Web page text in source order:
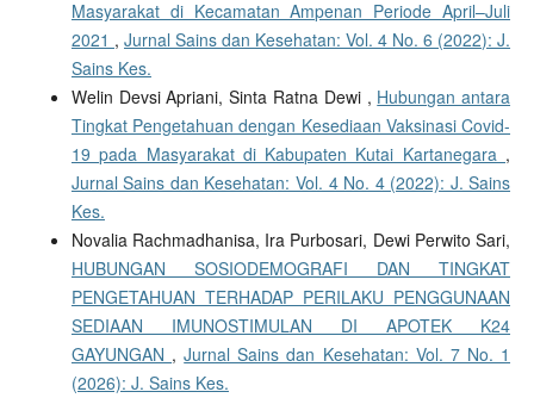
Masyarakat di Kecamatan Ampenan Periode April–Juli
2021 , Jurnal Sains dan Kesehatan: Vol. 4 No. 6 (2022): J.
Sains Kes.
Welin Devsi Apriani, Sinta Ratna Dewi , Hubungan antara
Tingkat Pengetahuan dengan Kesediaan Vaksinasi Covid-
19 pada Masyarakat di Kabupaten Kutai Kartanegara ,
Jurnal Sains dan Kesehatan: Vol. 4 No. 4 (2022): J. Sains
Kes.
Novalia Rachmadhanisa, Ira Purbosari, Dewi Perwito Sari,
HUBUNGAN SOSIODEMOGRAFI DAN TINGKAT
PENGETAHUAN TERHADAP PERILAKU PENGGUNAAN
SEDIAAN IMUNOSTIMULAN DI APOTEK K24
GAYUNGAN ,Jurnal Sains dan Kesehatan: Vol. 7 No. 1
(2026): J. Sains Kes.